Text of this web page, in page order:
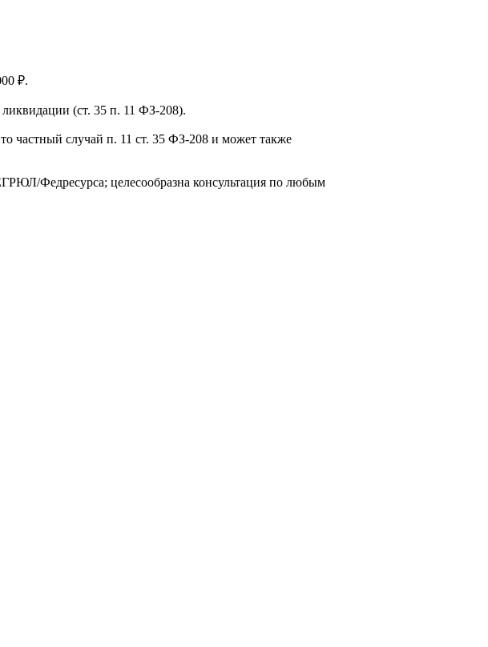
₽.
(ст. 35 п. 11 ФЗ-208).
частный случай п. 11 ст. 35 ФЗ-208 и может также
Федресурса; целесообразна консультация по любым